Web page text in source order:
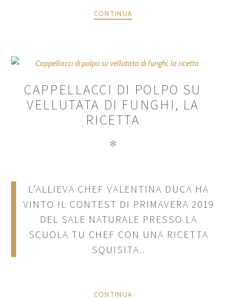
CONTINUA
CAPPELLACCI DI POLPO SU
VELLUTATA DI FUNGHI, LA
RICETTA
✻
L’ALLIEVA CHEF VALENTINA DUCA HA
VINTO IL CONTEST DI PRIMAVERA 2019
DEL SALE NATURALE PRESSO LA
SCUOLA TU CHEF CON UNA RICETTA
SQUISITA..
CONTINUA